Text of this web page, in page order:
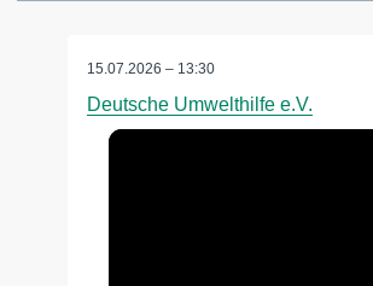
15.07.2026 – 13:30
Deutsche Umwelthilfe e.V.